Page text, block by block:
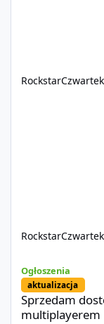
Rockstar
Rockstar
Ogłoszenia
aktualizacja
Sprzedam